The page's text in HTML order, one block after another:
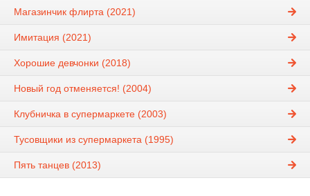
Магазинчик флирта (2021)
Имитация (2021)
Хорошие девчонки (2018)
Новый год отменяется! (2004)
Клубничка в супермаркете (2003)
Тусовщики из супермаркета (1995)
Пять танцев (2013)